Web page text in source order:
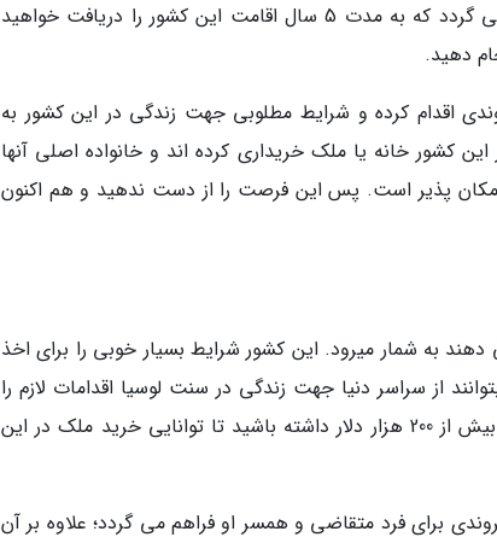
قیمت یا بیشتر بعد از 6 ماه امکان مهاجرت برایتان فراهم می گردد که به مدت 5 سال اقامت این کشور را دریافت خواهید
دهید.
اقدام کرده و شرایط مطلوبی جهت زندگی در این کشور به
کشور خانه یا ملک خریداری کرده اند و خانواده اصلی آنها
ها زیر 29 سال و والدین بیش از 55 سال امکان پذیر است. پس این فرصت را از دست ندهید و هم اکنون
به شمار میرود. این کشور شرایط بسیار خوبی را برای اخذ
از سراسر دنیا جهت زندگی در سنت لوسیا اقدامات لازم را
انجام دهند. برای خرید ملک در سنت لوسیا باید بودجه ای بیش از 200 هزار دلار داشته باشید تا توانایی خرید ملک در این
لوسیا و گذشت 5 سال امکان شهروندی برای فرد متقاضی و همسر او فراهم می گردد؛ علاوه بر آن